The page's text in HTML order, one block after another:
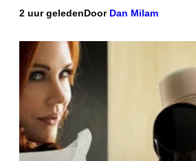
2 uur geledenDoor Dan Milam